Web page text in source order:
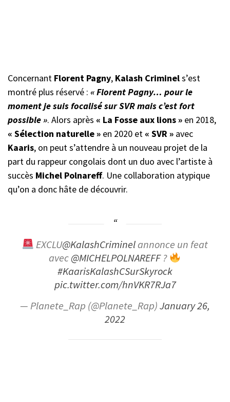
Concernant Florent Pagny, Kalash Criminels’est
montré plus réservé : « Florent Pagny… pour le
moment je suis focalisé sur SVR mais c’est fort
possible ». Alors après « La Fosse aux lions » en 2018,
« Sélection naturelle » en 2020 et « SVR » avec
Kaaris, on peut s’attendre à un nouveau projet de la
part du rappeur congolais dont un duo avec l’artiste à
succès Michel Polnareff. Une collaboration atypique
qu’on a donc hâte de découvrir.
EXCLU@KalashCriminelannonce un feat
avec@MICHELPOLNAREFF?
#KaarisKalashCSurSkyrock
pic.twitter.com/hnVKR7RJa7
— Planete_Rap (@Planete_Rap)January 26,
2022